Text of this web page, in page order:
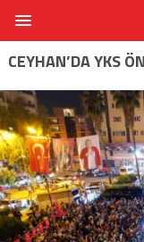
CEYHAN’DA YKS